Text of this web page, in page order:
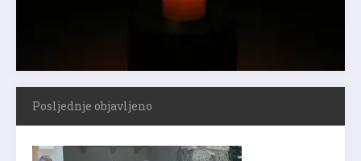
Posljednje objavljeno